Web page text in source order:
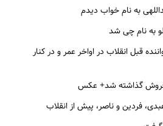
به نام خواب دیدم
به نام چی شد
قبل انقلاب در اواخر عمر و در کنار
فروش گذاشته شد+ عکس
فردین و ناصر، پیش از انقلاب